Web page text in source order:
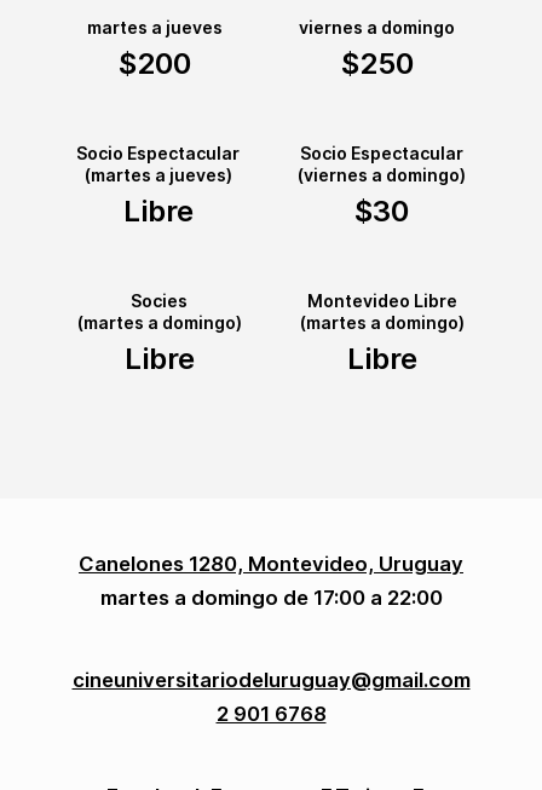
martes a jueves
$200
viernes a domingo
$250
Socio Espectacular
(martes a jueves)
Libre
Socio Espectacular
(viernes a domingo)
$30
Socies
(martes a domingo)
Libre
Montevideo Libre
(martes a domingo)
Libre
Canelones 1280, Montevideo, Uruguay
martes a domingo de 17:00 a 22:00
cineuniversitariodeluruguay@gmail.com
2 901 6768